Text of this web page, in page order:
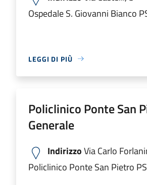
Ospedale S. Giovanni Bianco
LEGGI DI PIÙ
Policlinico Ponte San
Generale
IndirizzoVia Carlo
Policlinico Ponte San Pietro